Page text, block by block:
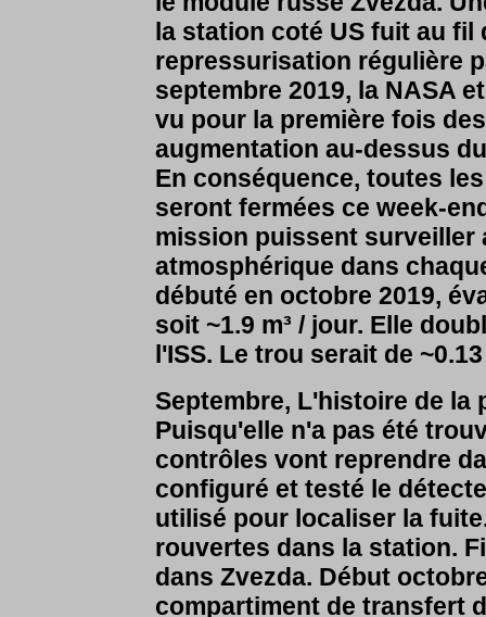
la station coté US fuit au fil
repressurisation régulière
septembre 2019, la NASA
vu pour la première fois
augmentation au-dessus
En conséquence, toutes
seront fermées ce week-
mission puissent surveiller
atmosphérique dans
débuté en octobre 2019,
soit ~1.9 m³ / jour. Elle
l'ISS. Le trou serait de
Septembre, L'histoire de la
Puisqu'elle n'a pas été
contrôles vont reprendre
configuré et testé le
utilisé pour localiser la
rouvertes dans la station.
dans Zvezda. Début
compartiment de transfert